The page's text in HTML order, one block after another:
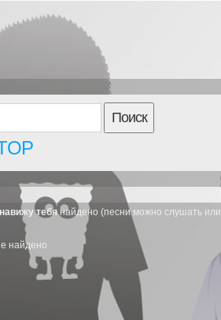
Поиск
тебянайдено (песни можно слушать или
найдено